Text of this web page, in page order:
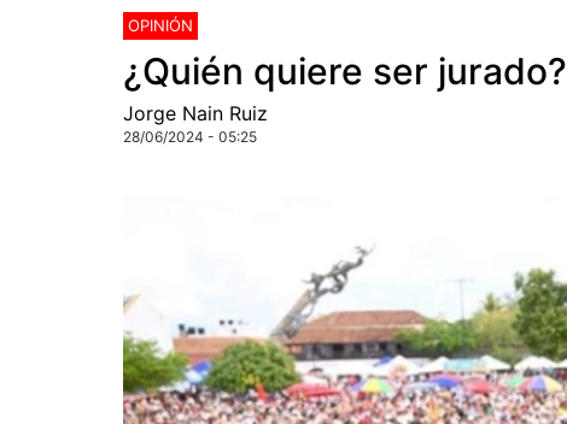
OPINIÓN
¿Quién quiere ser jurado?
Jorge Nain Ruiz
28/06/2024 - 05:25